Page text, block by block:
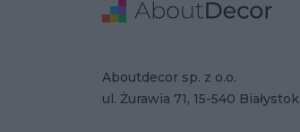
Adres
Aboutdecor sp. z o.o.
ul. Żurawia 71, 15-540 Białystok
Dane Firmy